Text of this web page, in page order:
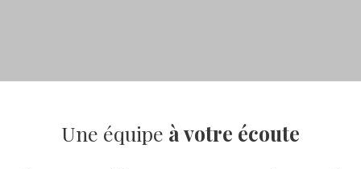
Une équipe à votre écoute